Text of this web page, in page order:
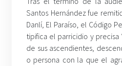
Santos Hernández fue
Danlí, El Paraíso, el Código
tipifica el parricidio y precisa
de sus ascendientes,
o persona con la que el